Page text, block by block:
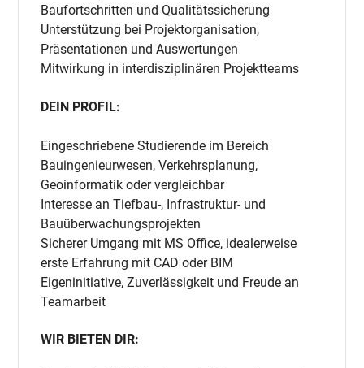
Baufortschritten und Qualitätssicherung
Unterstützung bei Projektorganisation,
Präsentationen und Auswertungen
Mitwirkung in interdisziplinären Projektteams
DEIN PROFIL:
Eingeschriebene Studierende im Bereich
Bauingenieurwesen, Verkehrsplanung,
Geoinformatik oder vergleichbar
Interesse an Tiefbau-, Infrastruktur- und
Bauüberwachungsprojekten
Sicherer Umgang mit MS Office, idealerweise
erste Erfahrung mit CAD oder BIM
Eigeninitiative, Zuverlässigkeit und Freude an
Teamarbeit
WIR BIETEN DIR: